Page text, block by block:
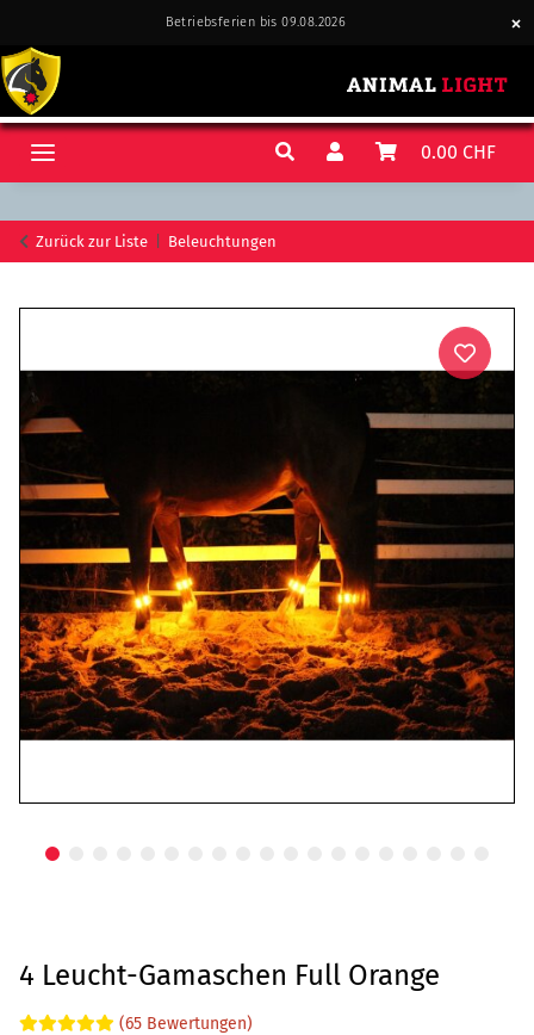
Betriebsferien bis 09.08.2026
0.00 CHF
Zurück zur Liste Beleuchtungen
4 Leucht-Gamaschen Full Orange
(65 Bewertungen)